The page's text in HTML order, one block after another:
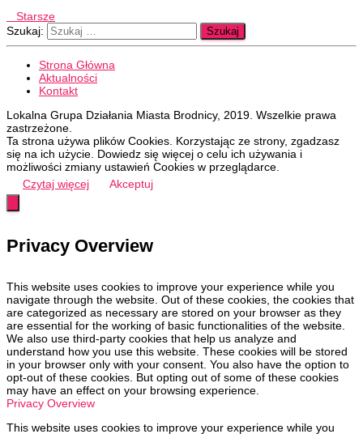
Starsze
Szukaj:
Strona Główna
Aktualności
Kontakt
Lokalna Grupa Działania Miasta Brodnicy, 2019. Wszelkie prawa
zastrzeżone.
Ta strona używa plików Cookies. Korzystając ze strony, zgadzasz
się na ich użycie. Dowiedz się więcej o celu ich używania i
możliwości zmiany ustawień Cookies w przeglądarce.
Czytaj więcej
Akceptuj
Privacy Overview
This website uses cookies to improve your experience while you
navigate through the website. Out of these cookies, the cookies that
are categorized as necessary are stored on your browser as they
are essential for the working of basic functionalities of the website.
We also use third-party cookies that help us analyze and
understand how you use this website. These cookies will be stored
in your browser only with your consent. You also have the option to
opt-out of these cookies. But opting out of some of these cookies
may have an effect on your browsing experience.
Privacy Overview
This website uses cookies to improve your experience while you